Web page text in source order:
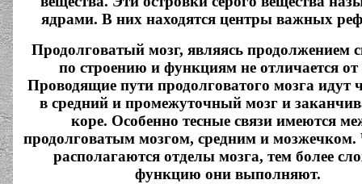
ядрами. В них находятся центры важных
Продолговатый мозг, являясь продолжением
по строению и функциям не отличается от
Проводящие пути продолговатого мозга идут
в средний и промежуточный мозг и
коре. Особенно тесные связи имеются
продолговатым мозгом, средним и
располагаются отделы мозга, тем более
функцию они выполняют.